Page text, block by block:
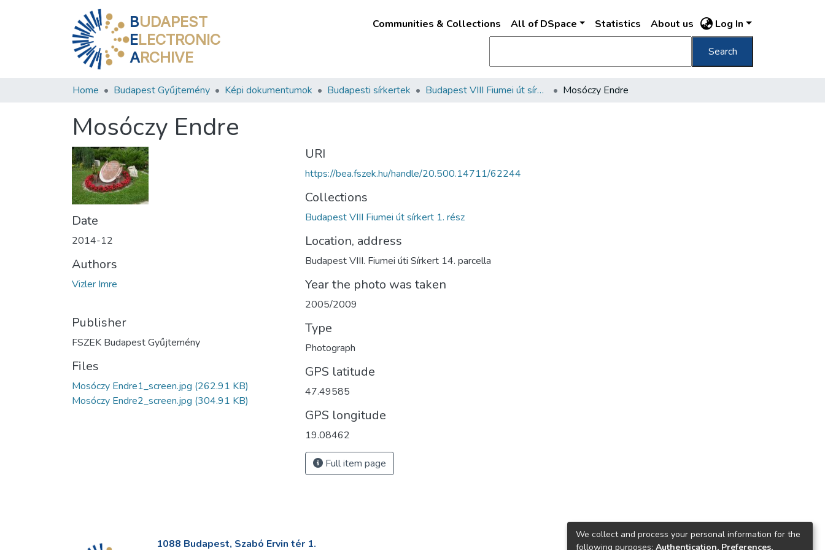
BUDAPEST
ELECTRONIC
ARCHIVE
Communities & Collections All of DSpace Statistics About us Log In
Search
Home Budapest Gyűjtemény Képi dokumentumok Budapesti sírkertek Budapest VIII Fiumei út sírkert 1. rész Mosóczy Endre
Mosóczy Endre
Date
2014-12
Authors
Vizler Imre
Publisher
FSZEK Budapest Gyűjtemény
Files
Mosóczy Endre1_screen.jpg (262.91 KB)
Mosóczy Endre2_screen.jpg (304.91 KB)
URI
https://bea.fszek.hu/handle/20.500.14711/62244
Collections
Budapest VIII Fiumei út sírkert 1. rész
Location, address
Budapest VIII. Fiumei úti Sírkert 14. parcella
Year the photo was taken
2005/2009
Type
Photograph
GPS latitude
47.49585
GPS longitude
19.08462
Full item page
1088 Budapest, Szabó Ervin tér 1.
We collect and process your personal information for the
following purposes: Authentication, Preferences,